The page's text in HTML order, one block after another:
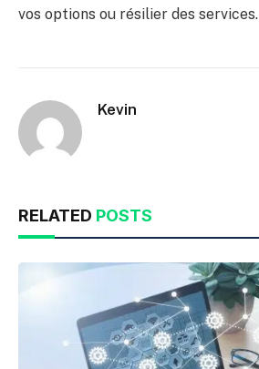
vos options ou résilier des services.
Kevin
RELATED POSTS